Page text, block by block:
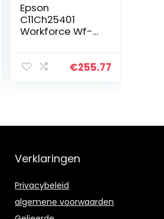
Epson
C11Ch25401
Workforce Wf-
Zwart
€255.77
Verklaringen
Privacybeleid
algemene voorwaarden